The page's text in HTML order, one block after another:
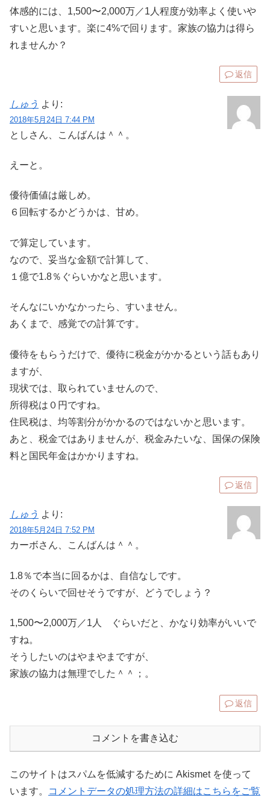
体感的には、1,500〜2,000万／1人程度が効率よく使いや
すいと思います。楽に4%で回ります。家族の協力は得ら
れませんか？
返信
しゅう より:
2018年5月24日 7:44 PM
としさん、こんばんは＾＾。
えーと。
優待価値は厳しめ。
６回転するかどうかは、甘め。
で算定しています。
なので、妥当な金額で計算して、
１億で1.8％ぐらいかなと思います。
そんなにいかなかったら、すいません。
あくまで、感覚での計算です。
優待をもらうだけで、優待に税金がかかるという話もあり
ますが、
現状では、取られていませんので、
所得税は０円ですね。
住民税は、均等割分がかかるのではないかと思います。
あと、税金ではありませんが、税金みたいな、国保の保険
料と国民年金はかかりますね。
返信
しゅう より:
2018年5月24日 7:52 PM
カーボさん、こんばんは＾＾。
1.8％で本当に回るかは、自信なしです。
そのくらいで回せそうですが、どうでしょう？
1,500〜2,000万／1人 ぐらいだと、かなり効率がいいで
すね。
そうしたいのはやまやまですが、
家族の協力は無理でした＾＾；。
返信
コメントを書き込む
このサイトはスパムを低減するために Akismet を使って
います。
コメントデータの処理方法の詳細はこちらをご覧